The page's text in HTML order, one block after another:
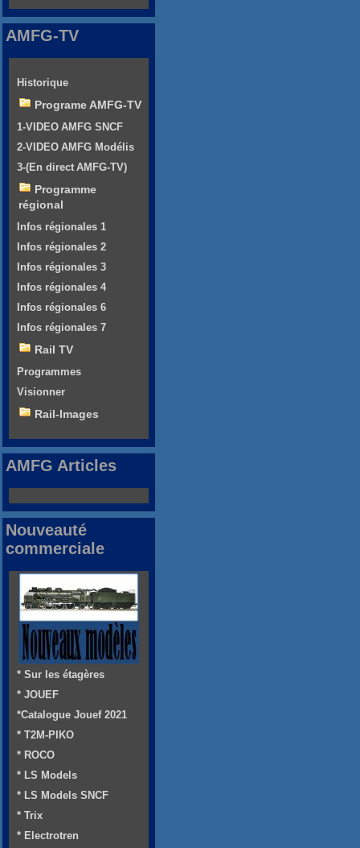
AMFG-TV
Historique
Programe AMFG-TV
1-VIDEO AMFG SNCF
2-VIDEO AMFG Modélis
3-(En direct AMFG-TV)
Programme
régional
Infos régionales 1
Infos régionales 2
Infos régionales 3
Infos régionales 4
Infos régionales 6
Infos régionales 7
Rail TV
Programmes
Visionner
Rail-Images
AMFG Articles
Nouveauté
commerciale
* Sur les étagères
* JOUEF
*Catalogue Jouef 2021
* T2M-PIKO
* ROCO
* LS Models
* LS Models SNCF
* Trix
* Electrotren